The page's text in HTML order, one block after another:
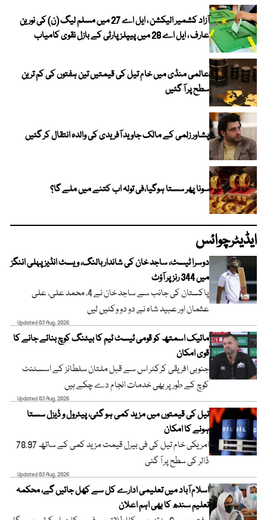
آزاد کشمیر الیکشن ، ایل اے 27 میں مسلم لیگ (ن) کی نورین
عارف ، ایل اے 28 میں پیپلز پارٹی کے بازل نقوی کامیاب
عالمی منڈی میں خام تیل کی قیمتیں تین ہفتوں کی کم ترین
سطح پر آ گئیں
پشاور زلمی کے مالک جاوید آفریدی کی والدہ انتقال کر گئیں
سونا پھر سستا ہوگیا،فی تولہ اب کتنے میں ملے گا؟
ایڈیٹرچوائس
دوسرا ٹیسٹ، ساجد خان کی شاندار بالنگ، ویسٹ انڈیز پہلی اننگز
میں 344 رنز پر آؤٹ
پاکستان کی جانب سے ساجد خان نے 4، محمد علی، علی
عثمان اور عبید شاہ نے دو دو وکٹیں لیں
Updated 03 Aug, 2026
مائیک اسمتھ کو قومی ٹیسٹ ٹیم کا بیٹنگ کوچ بنائے جانے کا
قوی امکان
جنوبی افریقی کرکٹر اس سے قبل ملتان سلطانز کے اسسٹنٹ
کوچ کے طور پر بھی خدمات انجام دے چکے ہیں
Updated 03 Aug, 2026
تیل کی قیمتوں میں مزید کمی ہو گئی، پیٹرول و ڈیزل سستا
ہونے کا امکان
امریکی خام تیل کی فی بیرل قیمت مزید کمی کے ساتھ 78.97
ڈالر کی سطح پر آ گئی
Updated 03 Aug, 2026
اسلام آباد میں تعلیمی ادارے کل سے کھل جائیں گے، محکمہ
تعلیم سندھ کا بھی اہم اعلان